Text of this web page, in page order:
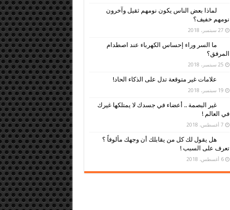
لماذا بعض الناس يكون نومهم ثقيل وآخرون
نومهم خفيف؟
27 سبتمبر، 2018
ما السر وراء إحساس الكهرباء عند اصطدام
المرفق؟
25 سبتمبر، 2018
علامات غير متوقعة تدل على الذكاء الحاد!
19 سبتمبر، 2018
غير البصمة .. أعضاء في جسدك لا يمتلكها غيرك
في العالم !
7 أغسطس، 2018
هل يقول لك كل من يقابلك أن وجهك مألوفاً ؟
تعرف على السبب !
6 أغسطس، 2018